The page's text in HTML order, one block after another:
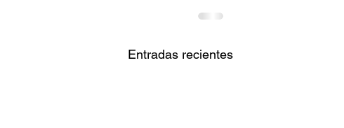
Entradas recientes